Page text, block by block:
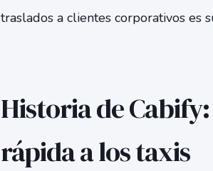
traslados a clientes corporativos es
Historia de
rápida a los taxis